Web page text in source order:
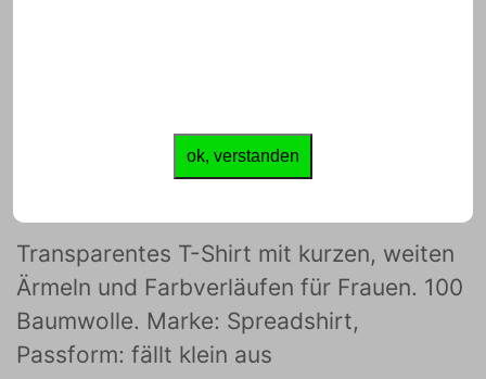
Transparentes T-Shirt mit kurzen, weiten
Ärmeln und Farbverläufen für Frauen. 100
Baumwolle. Marke: Spreadshirt,
Passform: fällt klein aus
ok, verstanden